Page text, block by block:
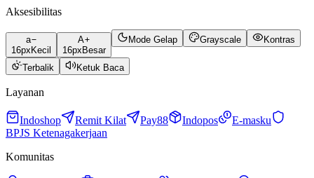
Aksesibilitas
a
16px Kecil
A
16px Besar
Mode Gelap Grayscale Kontras
Terbalik Ketuk Baca
Layanan
Indoshop Remit Kilat Pay88 Indopos
E-masku
BPJS Ketenagakerjaan
Komunitas